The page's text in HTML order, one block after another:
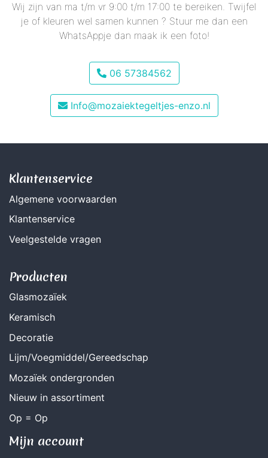
Wij zijn van ma t/m vr 9:00 t/m 17:00 te bereiken. Twijfel
je of kleuren wel samen kunnen ? Stuur me dan een
WhatsAppje dan maak ik een foto!
06 57384562
Info@mozaiektegeltjes-enzo.nl
Klantenservice
Algemene voorwaarden
Klantenservice
Veelgestelde vragen
Producten
Glasmozaïek
Keramisch
Decoratie
Lijm/Voegmiddel/Gereedschap
Mozaïek ondergronden
Nieuw in assortiment
Op = Op
Mijn account